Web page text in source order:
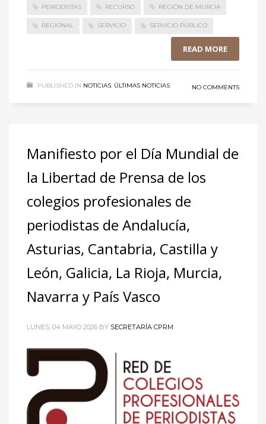
PERIODISTAS RECURSO REGIÓN DE MURCIA
REGIONAL SERVICIO SERVICIO PÚBLICO
READ MORE
PUBLISHED IN NOTICIAS, ÚLTIMAS NOTICIAS NO COMMENTS
Manifiesto por el Día Mundial de
la Libertad de Prensa de los
colegios profesionales de
periodistas de Andalucía,
Asturias, Cantabria, Castilla y
León, Galicia, La Rioja, Murcia,
Navarra y País Vasco
LUNES, 04 MAYO 2026 BY SECRETARÍA CPRM